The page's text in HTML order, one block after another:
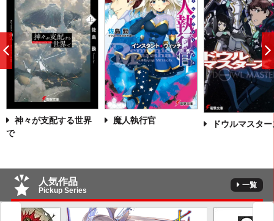
神々が支配する世界
で
魔人執行官 ドウルマスター
前
人気作品
Pickup Series
一覧